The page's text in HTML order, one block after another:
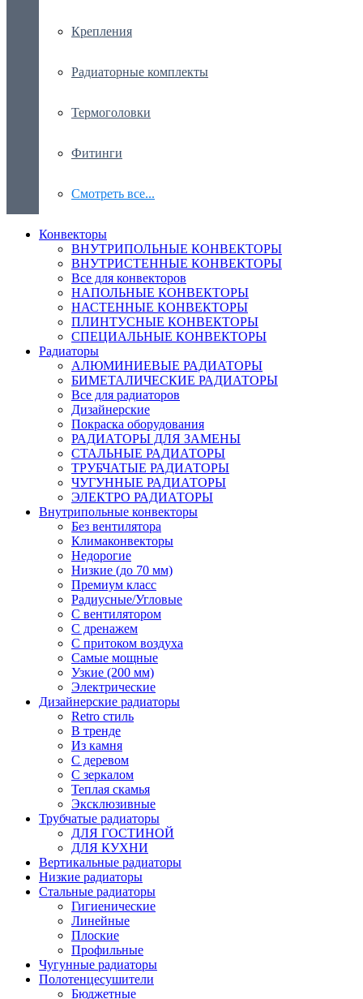
Крепления
Радиаторные комплекты
Термоголовки
Фитинги
Смотреть все...
Конвекторы
ВНУТРИПОЛЬНЫЕ КОНВЕКТОРЫ
ВНУТРИСТЕННЫЕ КОНВЕКТОРЫ
Все для конвекторов
НАПОЛЬНЫЕ КОНВЕКТОРЫ
НАСТЕННЫЕ КОНВЕКТОРЫ
ПЛИНТУСНЫЕ КОНВЕКТОРЫ
СПЕЦИАЛЬНЫЕ КОНВЕКТОРЫ
Радиаторы
АЛЮМИНИЕВЫЕ РАДИАТОРЫ
БИМЕТАЛИЧЕСКИЕ РАДИАТОРЫ
Все для радиаторов
Дизайнерские
Покраска оборудования
РАДИАТОРЫ ДЛЯ ЗАМЕНЫ
СТАЛЬНЫЕ РАДИАТОРЫ
ТРУБЧАТЫЕ РАДИАТОРЫ
ЧУГУННЫЕ РАДИАТОРЫ
ЭЛЕКТРО РАДИАТОРЫ
Внутрипольные конвекторы
Без вентилятора
Климаконвекторы
Недорогие
Низкие (до 70 мм)
Премиум класс
Радиусные/Угловые
С вентилятором
С дренажем
С притоком воздуха
Самые мощные
Узкие (200 мм)
Электрические
Дизайнерские радиаторы
Retro стиль
В тренде
Из камня
С деревом
С зеркалом
Теплая скамья
Эксклюзивные
Трубчатые радиаторы
ДЛЯ ГОСТИНОЙ
ДЛЯ КУХНИ
Вертикальные радиаторы
Низкие радиаторы
Стальные радиаторы
Гигиенические
Линейные
Плоские
Профильные
Чугунные радиаторы
Полотенцесушители
Бюджетные